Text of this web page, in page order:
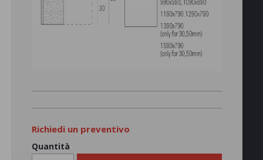
Richiedi un preventivo
Quantità